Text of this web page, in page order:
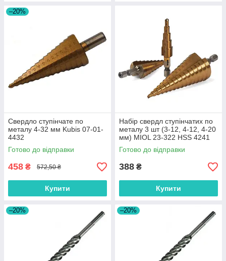
–20%
Свердло ступінчате по
металу 4-32 мм Kubis 07-01-
4432
Готово до відправки
458 ₴ 572,50 ₴
Купити
Набір свердл ступінчатих по
металу 3 шт (3-12, 4-12, 4-20
мм) MIOL 23-322 HSS 4241
Готово до відправки
388 ₴
Купити
–20% –20%